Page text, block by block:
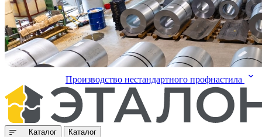
Производство нестандартного профнастила
Каталог Каталог